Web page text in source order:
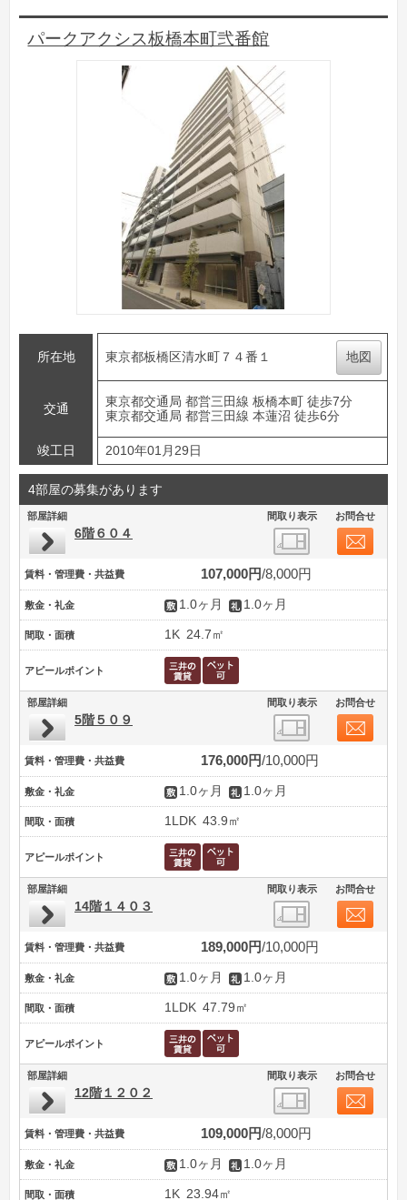
パークアクシス板橋本町弐番館
所在地 東京都板橋区清水町７４番１ 地図
交通
東京都交通局 都営三田線 板橋本町 徒歩7分
東京都交通局 都営三田線 本蓮沼 徒歩6分
竣工日 2010年01月29日
4部屋の募集があります
部屋詳細 間取り表示 お問合せ
6階６０４
賃料・管理費・共益費 107,000円 8,000円
敷金・礼金 1.0ヶ月 1.0ヶ月
間取・面積 1K 24.7㎡
アピールポイント
部屋詳細 間取り表示 お問合せ
5階５０９
賃料・管理費・共益費 176,000円 10,000円
敷金・礼金 1.0ヶ月 1.0ヶ月
間取・面積 1LDK 43.9㎡
アピールポイント
部屋詳細 間取り表示 お問合せ
14階１４０３
賃料・管理費・共益費 189,000円 10,000円
敷金・礼金 1.0ヶ月 1.0ヶ月
間取・面積 1LDK 47.79㎡
アピールポイント
部屋詳細 間取り表示 お問合せ
12階１２０２
賃料・管理費・共益費 109,000円 8,000円
敷金・礼金 1.0ヶ月 1.0ヶ月
間取・面積 1K 23.94㎡